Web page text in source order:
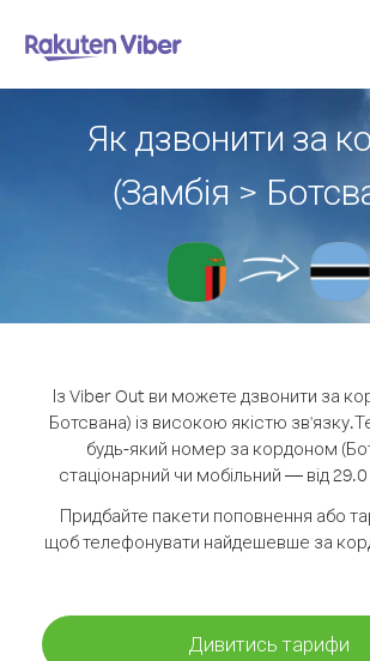
Як дзвонити за
(Замбія >
Із Viber Out ви можете дзвонити за
Ботсвана) із високою якістю зв'язку.
будь-який номер за кордоном
стаціонарний чи мобільний — від
Придбайте пакети поповнення або
щоб телефонувати найдешевше за
Дивитись тарифи